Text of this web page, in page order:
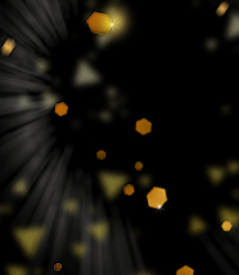
Retoque de Servicios de